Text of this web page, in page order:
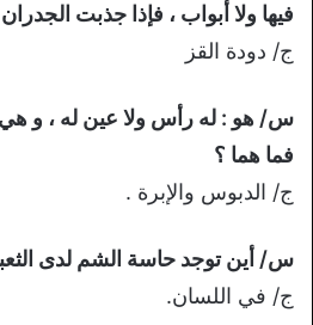
فيها ولا أبواب ، فإذا جذبت
ج/ دودة القز
س/ هو : له رأس ولا عين له ، و هي :
فما هما ؟
ج/ الدبوس والإبرة .
س/ أين توجد حاسة الشم لدى
ج/ في اللسان.